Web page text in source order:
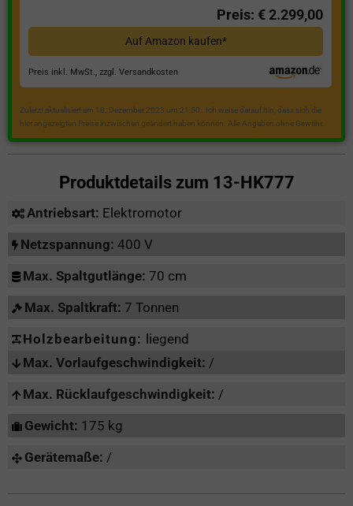
Preis: € 2.299,00
Auf Amazon kaufen*
Preis inkl. MwSt., zzgl. Versandkosten
Zuletzt aktualisiert am 18. Dezember 2023 um 21:50 . Ich weise darauf hin, dass sich die
hier angezeigten Preise inzwischen geändert haben können. Alle Angaben ohne Gewähr.
Produktdetails zum 13-HK777
Antriebsart: Elektromotor
Netzspannung: 400 V
Max. Spaltgutlänge: 70 cm
Max. Spaltkraft: 7 Tonnen
Holzbearbeitung: liegend
Max. Vorlaufgeschwindigkeit: /
Max. Rücklaufgeschwindigkeit: /
Gewicht: 175 kg
Gerätemaße: /